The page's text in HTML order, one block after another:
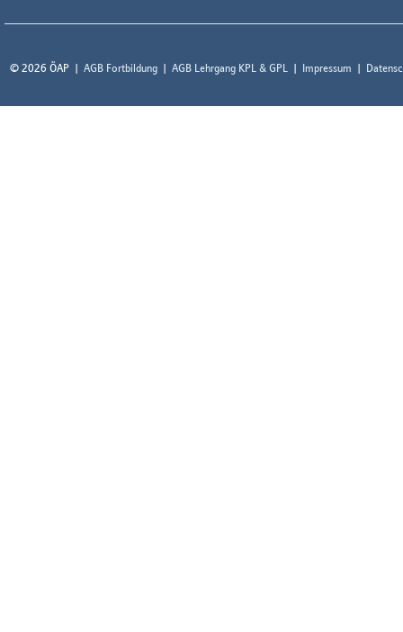
© 2026 ÖAP AGB Fortbildung AGB Lehrgang KPL & GPL Impressum